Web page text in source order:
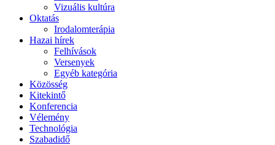
Vizuális kultúra
Oktatás
Irodalomterápia
Hazai hírek
Felhívások
Versenyek
Egyéb kategória
Közösség
Kitekintő
Konferencia
Vélemény
Technológia
Szabadidő